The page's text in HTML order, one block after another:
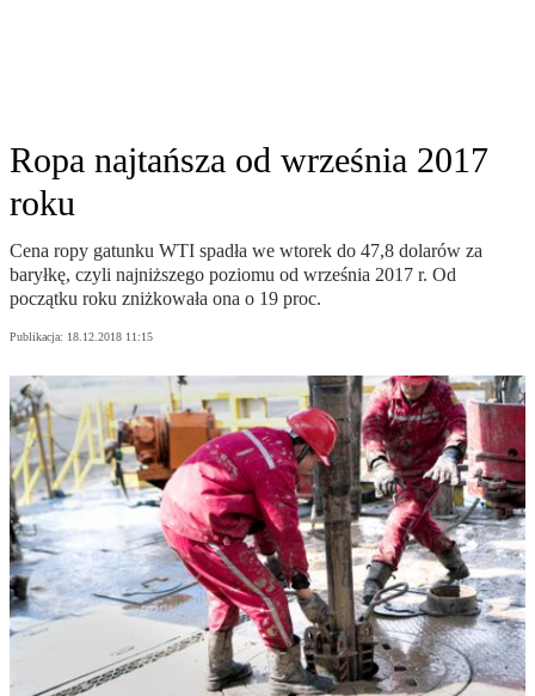
Ropa najtańsza od września 2017
roku
Cena ropy gatunku WTI spadła we wtorek do 47,8 dolarów za
baryłkę, czyli najniższego poziomu od września 2017 r. Od
początku roku zniżkowała ona o 19 proc.
Publikacja: 18.12.2018 11:15